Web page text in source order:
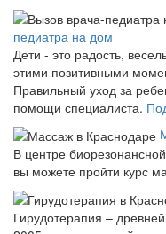
педиатра на дом
Дети - это радость,
этими позитивными
Правильный уход за
помощи специалиста.
В центре
вы можете пройти курс
Гирудотерапия –